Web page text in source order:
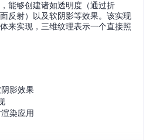
能够创建诸如透明度（通过折
反射）以及软阴影等效果。该实现
来实现，三维纹理表示一个直接照
影效果
染应用